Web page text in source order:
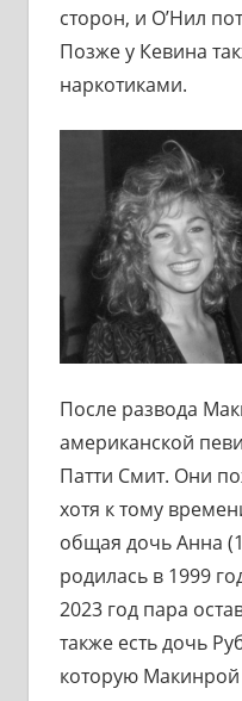
сторон, и О’Нил
Позже у Кевина
наркотиками.
После развода
американской
Патти Смит. Они
хотя к тому
общая дочь Анна
родилась в 1999
2023 год пара
также есть дочь
которую